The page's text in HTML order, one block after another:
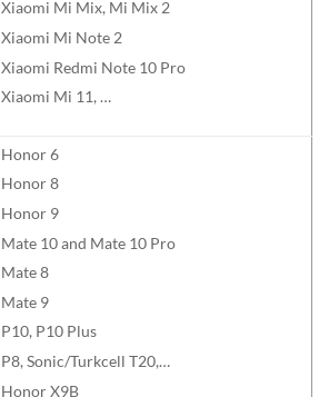
Xiaomi Mi Mix, Mi Mix 2
Xiaomi Mi Note 2
Xiaomi Redmi Note 10 Pro
Xiaomi Mi 11, …
Honor 6
Honor 8
Honor 9
Mate 10 and Mate 10 Pro
Mate 8
Mate 9
P10, P10 Plus
P8, Sonic/Turkcell T20,…
Honor X9B